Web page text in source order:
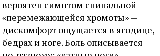
вероятен симптом спинальной
«перемежающейся хромоты» —
дискомфорт ощущается в ягодице,
бедрах и ноге. Боль описывается